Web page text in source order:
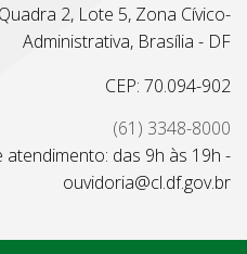
2, Lote 5, Zona Cívico-
Administrativa, Brasília - DF
CEP: 70.094-902
(61) 3348-8000
atendimento: das 9h às 19h -
ouvidoria@cl.df.gov.br